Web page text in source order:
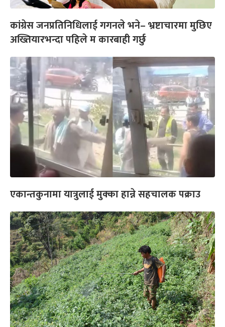
कांग्रेस जनप्रतिनिधिलाई गगनले भने– भ्रष्टाचारमा मुछिए
अख्तियारभन्दा पहिले म कारबाही गर्छु
एकान्तकुनामा यात्रुलाई मुक्का हान्ने सहचालक पक्राउ